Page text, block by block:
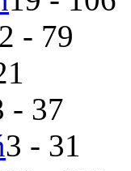
- 79
- 37
3 - 31